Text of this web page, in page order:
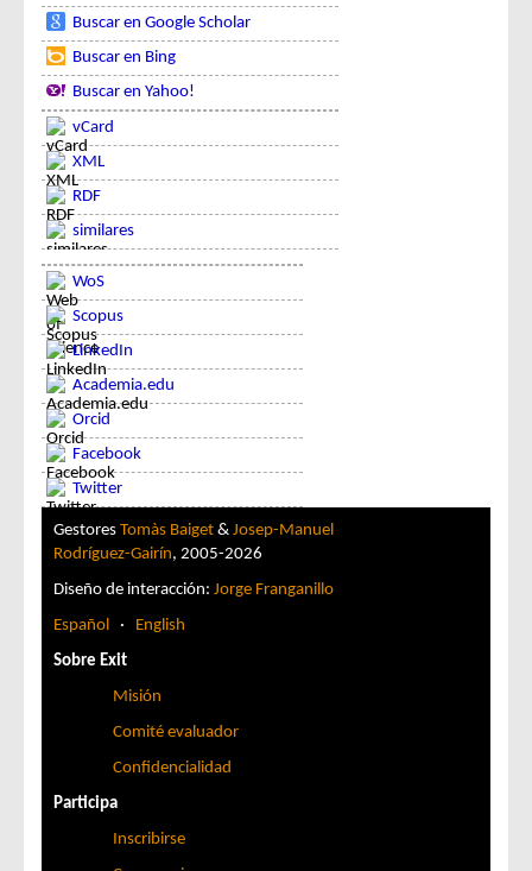
Buscar en Google Scholar
Buscar en Bing
Buscar en Yahoo!
vCard
XML
RDF
similares
WoS
Scopus
LinkedIn
Academia.edu
Orcid
Facebook
Twitter
Gestores Tomàs Baiget & Josep-Manuel
Rodríguez-Gairín, 2005-2026
Diseño de interacción: Jorge Franganillo
Español · English
Sobre Exit
Misión
Comité evaluador
Confidencialidad
Participa
Inscribirse